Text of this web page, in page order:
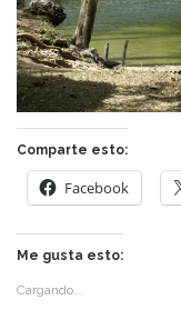
Comparte esto:
Facebook
Me gusta esto:
Cargando...